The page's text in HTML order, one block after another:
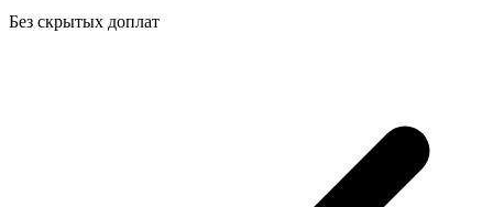
Без скрытых доплат